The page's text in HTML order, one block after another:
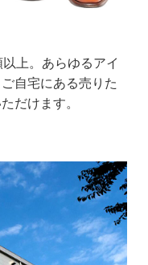
上。あらゆるアイ
自宅にある売りた
だけます。